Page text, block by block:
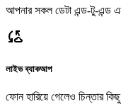
আপনার সকল ডেটা এন্ড-টু-এন্ড
cloud_sync
লাইভ ব্যাকআপ
ফোন হারিয়ে গেলেও চিন্তার